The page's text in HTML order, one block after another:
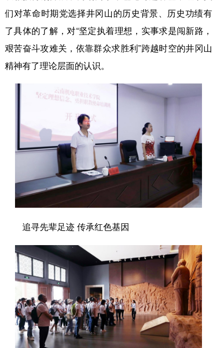
们对革命时期党选择井冈山的历史背景、历史功绩有
了具体的了解，对“坚定执着理想，实事求是闯新路，
艰苦奋斗攻难关，依靠群众求胜利”跨越时空的井冈山
精神有了理论层面的认识。
追寻先辈足迹 传承红色基因